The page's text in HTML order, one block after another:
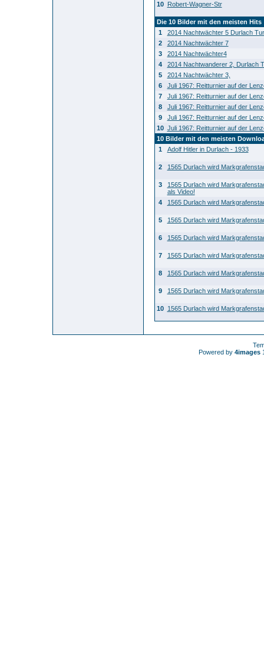
10
Robert-Wagner-Str
Die 10 Bilder mit den meisten Hits
1
2014 Nachtwächter 5 Durlach
2
2014 Nachtwächter 7
3
2014 Nachtwächter4
4
2014 Nachtwanderer 2, Durlach
5
2014 Nachtwächter 3,
6
Juli 1967: Reitturnier auf der
7
Juli 1967: Reitturnier auf der
8
Juli 1967: Reitturnier auf der
9
Juli 1967: Reitturnier auf der
10 Juli 1967: Reitturnier auf der
10 Bilder mit den meisten
1
Adolf Hitler in Durlach - 1933
2 1565 Durlach wird
3
1565 Durlach wird
als Video!
4
1565 Durlach wird
5 1565 Durlach wird
6 1565 Durlach wird
7 1565 Durlach wird
8 1565 Durlach wird
9 1565 Durlach wird
10 1565 Durlach wird
Powered by 4images